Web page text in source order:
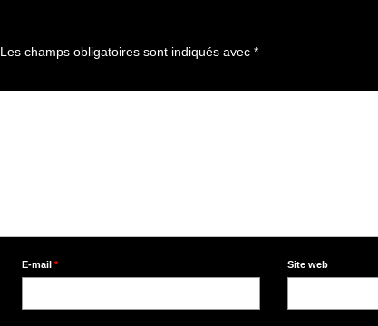
Les champs obligatoires sont indiqués avec *
E-mail* Site web